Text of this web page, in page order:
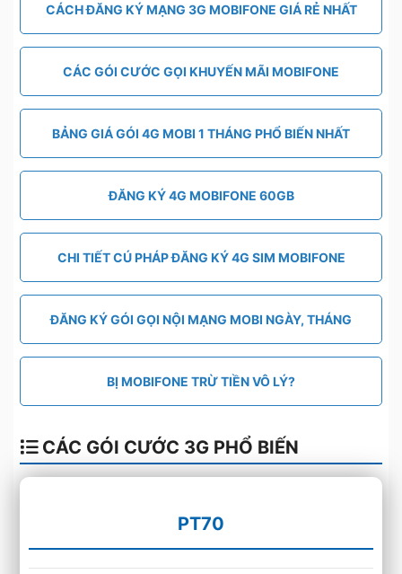
CÁCH ĐĂNG KÝ MẠNG 3G MOBIFONE GIÁ RẺ NHẤT
CÁC GÓI CƯỚC GỌI KHUYẾN MÃI MOBIFONE
BẢNG GIÁ GÓI 4G MOBI 1 THÁNG PHỔ BIẾN NHẤT
ĐĂNG KÝ 4G MOBIFONE 60GB
CHI TIẾT CÚ PHÁP ĐĂNG KÝ 4G SIM MOBIFONE
ĐĂNG KÝ GÓI GỌI NỘI MẠNG MOBI NGÀY, THÁNG
BỊ MOBIFONE TRỪ TIỀN VÔ LÝ?
CÁC GÓI CƯỚC 3G PHỔ BIẾN
PT70